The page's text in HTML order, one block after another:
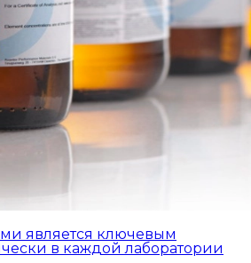
является ключевым
в каждой лаборатории